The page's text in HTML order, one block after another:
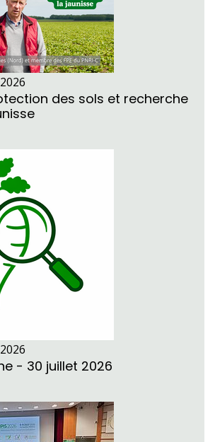
des sols et recherche
- 30 juillet 2026